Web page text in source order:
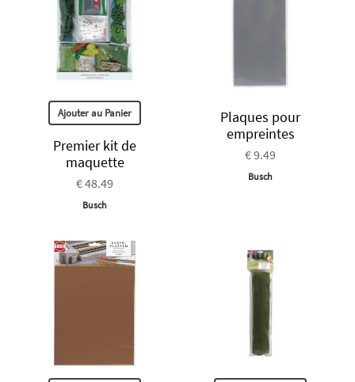
Ajouter au Panier
Premier kit de
maquette
€ 48.49
Busch
Plaques pour
empreintes
€ 9.49
Busch